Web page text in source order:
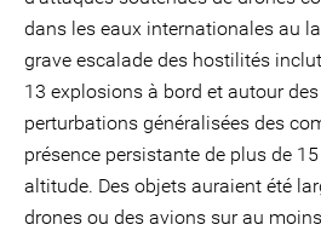
dans les eaux internationales au
grave escalade des hostilités
13 explosions à bord et autour
perturbations généralisées des
présence persistante de plus de
altitude. Des objets auraient été
drones ou des avions sur au